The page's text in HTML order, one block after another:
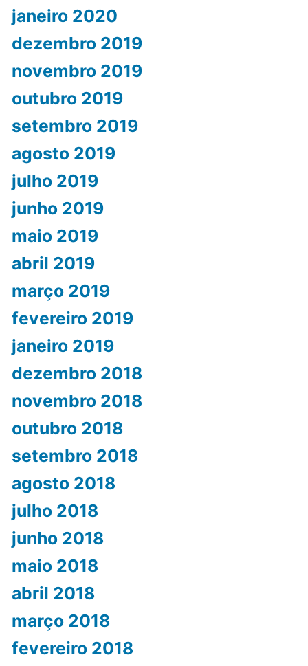
janeiro 2020
dezembro 2019
novembro 2019
outubro 2019
setembro 2019
agosto 2019
julho 2019
junho 2019
maio 2019
abril 2019
março 2019
fevereiro 2019
janeiro 2019
dezembro 2018
novembro 2018
outubro 2018
setembro 2018
agosto 2018
julho 2018
junho 2018
maio 2018
abril 2018
março 2018
fevereiro 2018